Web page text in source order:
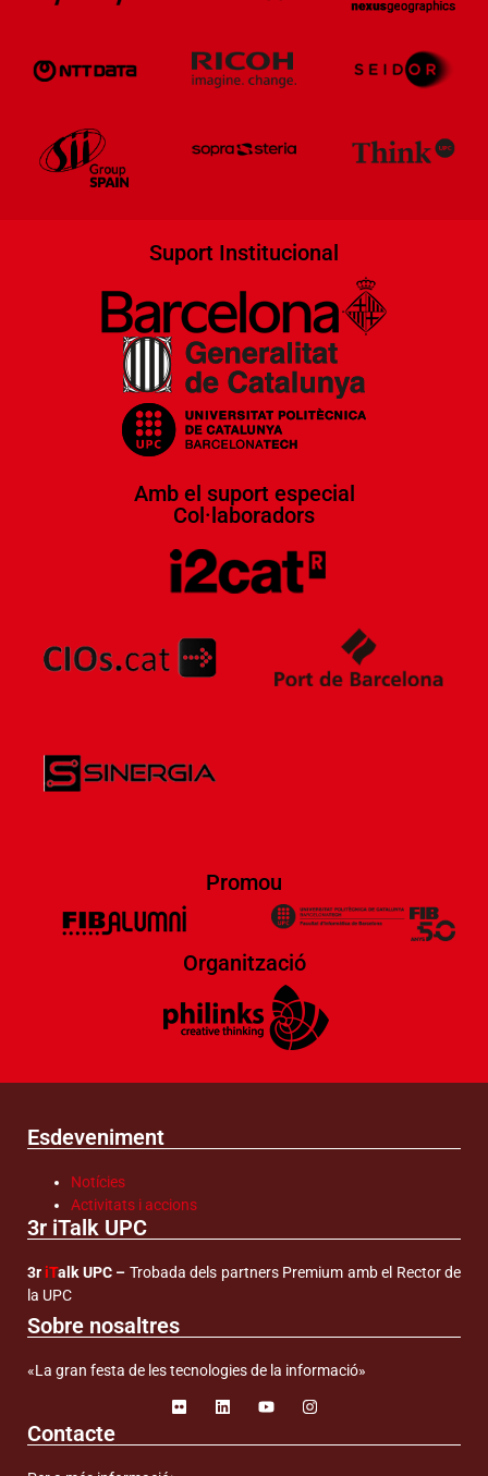
Suport Institucional
Amb el suport especial
Col·laboradors​
Promou
Organització
Esdeveniment
Notícies
Activitats i accions
3r iTalk UPC
3r iTalk UPC – Trobada dels partners Premium amb el Rector de
la UPC
Sobre nosaltres
«La gran festa de les tecnologies de la informació»
Contacte